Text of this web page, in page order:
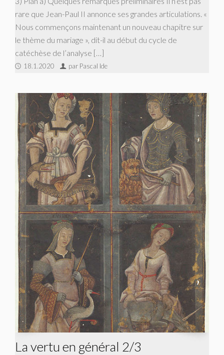
rare que Jean-Paul II annonce ses grandes articulations. «
Nous commençons maintenant un nouveau chapitre sur
le thème du mariage », dit-il au début du cycle de
catéchèse de l’analyse […]
18.1.2020 par Pascal Ide
La vertu en général 2/3